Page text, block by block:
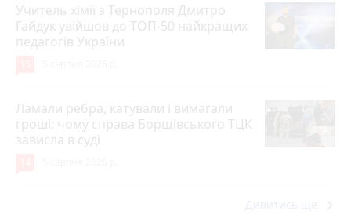
Учитель хімії з Тернополя Дмитро
Гайдук увійшов до ТОП-50 найкращих
педагогів України
Ламали ребра, катували і вимагали
гроші: чому справа Борщівського ТЦК
зависла в суді